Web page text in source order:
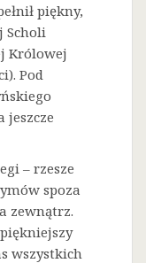
piękny,
Scholi
Królowej
Pod
jeszcze
– rzesze
spoza
zewnątrz.
wszystkich